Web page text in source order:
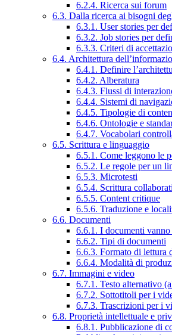
6.2.4. Ricerca sui forum
6.3. Dalla ricerca ai bisogni
6.3.1. User stories per
6.3.2. Job stories per
6.3.3. Criteri di
6.4. Architettura
6.4.1. Definire
6.4.2. Alberatura
6.4.3. Flussi di
6.4.4. Sistemi di
6.4.5. Tipologie di
6.4.6. Ontologie e
6.4.7. Vocabolari
6.5. Scrittura e linguaggio
6.5.1. Come leggono le
6.5.2. Le regole per un
6.5.3. Microtesti
6.5.4. Scrittura
6.5.5. Content critique
6.5.6. Traduzione e
6.6. Documenti
6.6.1. I documenti
6.6.2. Tipi di documenti
6.6.3. Formato di lettura
6.6.4. Modalità di
6.7. Immagini e video
6.7.1. Testo alternativo
6.7.2. Sottotitoli per i
6.7.3. Trascrizioni per i
6.8. Proprietà intellettuale e
6.8.1. Pubblicazione di